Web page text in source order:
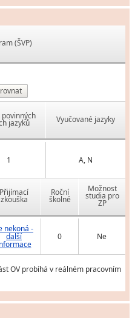
(ŠVP)
povinných
jazyků Vyučované jazyky
1 A, N
Přijímací
zkouška
Roční
školné
Možnost
studia pro
ZP
nekoná -
další 0 Ne
OV probíhá v reálném pracovním